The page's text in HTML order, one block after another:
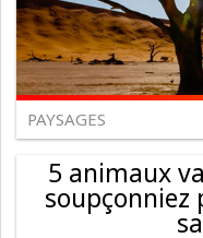
PAYSAGES
5 animaux
soupçonniez